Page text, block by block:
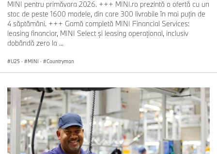
MINI pentru primăvara 2026. +++ MINI.ro prezintă o ofertă cu un
stoc de peste 1600 modele, din care 300 livrabile în mai puţin de
4 săptămâni. +++ Gamă completă MINI Financial Services:
leasing financiar, MINI Select şi leasing operaţional, inclusiv
dobândă zero la ...
U25 · MINI · Countryman